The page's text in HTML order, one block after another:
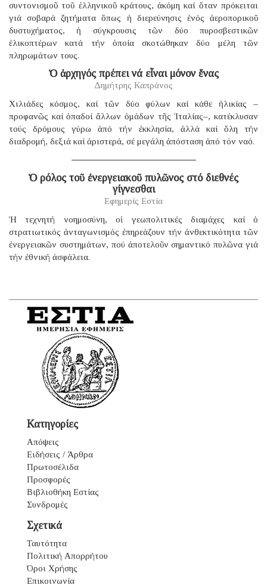
συντονισμοῦ τοῦ ἑλληνικοῦ κράτους, ἀκόμη καί ὅταν πρόκειται
γιά σοβαρά ζητήματα ὅπως ἡ διερεύνησις ἑνός ἀεροπορικοῦ
δυστυχήματος, ἡ σύγκρουσις τῶν δύο πυροσβεστικῶν
ἑλικοπτέρων κατά τήν ὁποία σκοτώθηκαν δύο μέλη τῶν
πληρωμάτων τους.
Ὁ ἀρχηγός πρέπει νά εἶναι μόνον ἕνας
Δημήτρης Καπράνος
Χιλιάδες κόσμος, καί τῶν δύο φύλων καί κάθε ἡλικίας –
προφανῶς καί ὀπαδοί ἄλλων ὁμάδων τῆς Ἰταλίας–, κατέκλυσαν
τούς δρόμους γύρω ἀπό τήν ἐκκλησία, ἀλλά καί ὅλη τήν
διαδρομή, δεξιά καί ἀριστερά, σέ μεγάλη ἀπόσταση ἀπό τόν ναό.
Ὁ ρόλος τοῦ ἐνεργειακοῦ πυλῶνος στό διεθνές
γίγνεσθαι
Εφημερίς Εστία
Ἡ τεχνητή νοημοσύνη, οἱ γεωπολιτικές διαμάχες καί ὁ
στρατιωτικός ἀνταγωνισμός ἐπηρεάζουν τήν ἀνθεκτικότητα τῶν
ἐνεργειακῶν συστημάτων, πού ἀποτελοῦν σημαντικό πυλῶνα γιά
τήν ἐθνική ἀσφάλεια.
Κατηγορίες
Απόψεις
Ειδήσεις / Άρθρα
Πρωτοσέλιδα
Προσφορές
Βιβλιοθήκη Εστίας
Συνδρομές
Σχετικά
Ταυτότητα
Πολιτική Απορρήτου
Όροι Χρήσης
Επικοινωνία